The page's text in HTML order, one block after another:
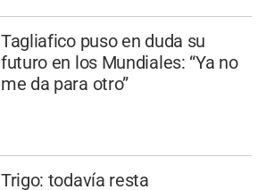
Tagliafico puso en duda su
futuro en los Mundiales: “Ya no
me da para otro”
Trigo: todavía resta